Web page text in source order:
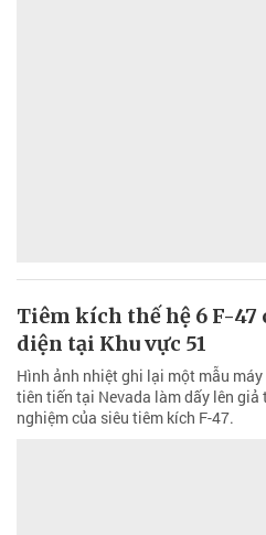
Tiêm kích thế hệ 6 F-47
diện tại Khu vực 51
Hình ảnh nhiệt ghi lại một mẫu
tiên tiến tại Nevada làm dấy lên giả
nghiệm của siêu tiêm kích F-47.